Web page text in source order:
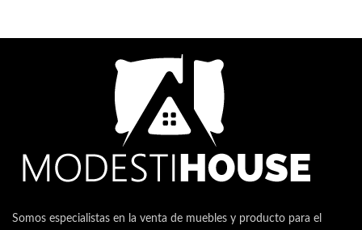
Somos especialistas en la venta de muebles y producto para el